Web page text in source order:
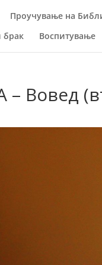
Проучување на
брак Воспитување
Вовед